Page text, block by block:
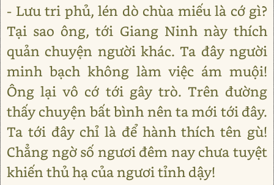
- Lưu tri phủ, lén dò chùa miếu là cớ gì?
Tại sao ông, tới Giang Ninh này thích
quản chuyện người khác. Ta đây người
minh bạch không làm việc ám muội!
Ông lại vô cớ tới gây trò. Trên đường
thấy chuyện bất bình nên ta mới tới đây.
Ta tới đây chỉ là để hành thích tên gù!
Chẳng ngờ số ngươi đêm nay chưa tuyệt
khiến thủ hạ của ngươi tỉnh dậy!